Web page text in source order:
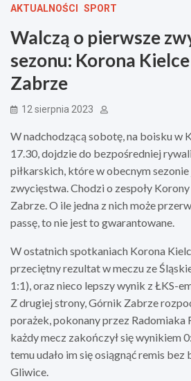
AKTUALNOŚCI SPORT
Walczą o pierwsze
sezonu: Korona
Zabrze
12 sierpnia 2023
W nadchodzącą sobotę, na boisku w
17.30, dojdzie do bezpośredniej
piłkarskich, które w obecnym sezonie
zwycięstwa. Chodzi o zespoły
Zabrze. O ile jedna z nich może
passę, to nie jest to gwarantowane.
W ostatnich spotkaniach Korona
przeciętny rezultat w meczu ze
1:1), oraz nieco lepszy wynik z ŁKS-
Z drugiej strony, Górnik Zabrze
porażek, pokonany przez Radomiaka
każdy mecz zakończył się wynikiem
temu udało im się osiągnąć remis
Gliwice.